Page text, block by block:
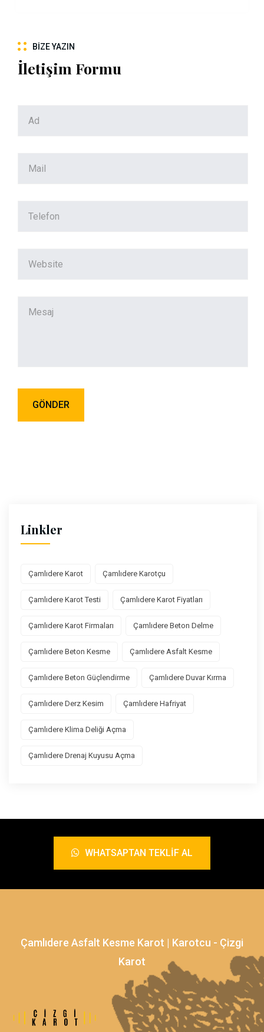
BIZE YAZIN
İletişim Formu
Linkler
Çamlıdere Karot Çamlıdere Karotçu
Çamlıdere Karot Testi Çamlıdere Karot Fiyatları
Çamlıdere Karot Firmaları Çamlıdere Beton Delme
Çamlıdere Beton Kesme Çamlıdere Asfalt Kesme
Çamlıdere Beton Güçlendirme Çamlıdere Duvar Kırma
Çamlıdere Derz Kesim Çamlıdere Hafriyat
Çamlıdere Klima Deliği Açma
Çamlıdere Drenaj Kuyusu Açma
WHATSAPTAN TEKLIF AL
Çamlıdere Asfalt Kesme Karot | Karotcu - Çizgi
Karot